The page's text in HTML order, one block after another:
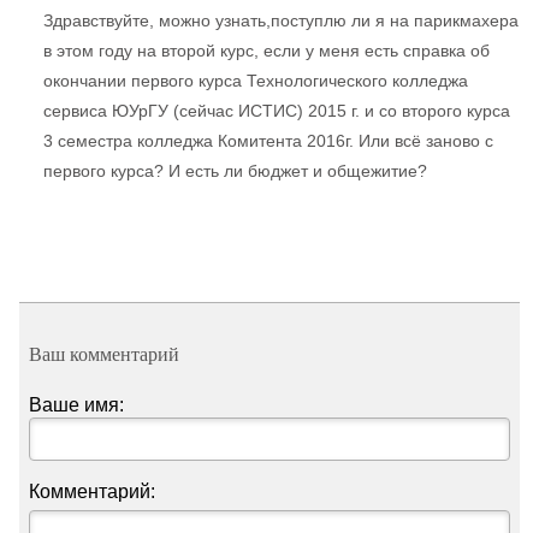
Здравствуйте, можно узнать,поступлю ли я на парикмахера
в этом году на второй курс, если у меня есть справка об
окончании первого курса Технологического колледжа
сервиса ЮУрГУ (сейчас ИСТИС) 2015 г. и со второго курса
3 семестра колледжа Комитента 2016г. Или всё заново с
первого курса? И есть ли бюджет и общежитие?
Ваш комментарий
Ваше имя:
Комментарий: